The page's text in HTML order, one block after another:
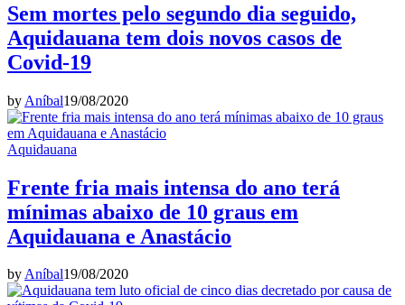
Sem mortes pelo segundo dia seguido,
Aquidauana tem dois novos casos de
Covid-19
by Aníbal19/08/2020
Aquidauana
Frente fria mais intensa do ano terá
mínimas abaixo de 10 graus em
Aquidauana e Anastácio
byAníbal19/08/2020